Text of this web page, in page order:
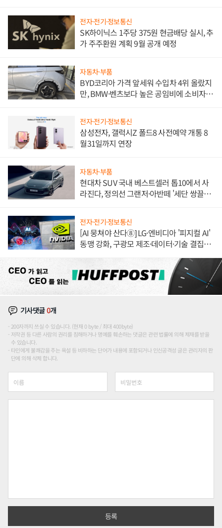
전자·전기·정보통신
SK하이닉스 1주당 375원 현금배당 실시, 추
가 주주환원 계획 9월 공개 예정
자동차·부품
BYD코리아 가격 앞세워 수입차 4위 올랐지
만, BMW·벤츠보다 높은 공임비에 소비자
전자·전기·정보통신
삼성전자, 갤럭시Z 폴드8 사전예약 개통 8
월31일까지 연장
자동차·부품
현대차 SUV 국내 베스트셀러 톱10에서 사
라진다, 정의선 그랜저·아반떼 '세단 쌍끌
전자·전기·정보통신
[AI 뭉쳐야 산다⑧] LG·엔비디아 '피지컬 AI'
동맹 강화, 구광모 제조·데이터·기술 결집
기사댓글0개
200자까지 쓰실 수 있습니다. (현재 0 byte / 최대 400byte)
저작권 등 다른 사람의 권리를 침해하거나 명예를 훼손하는 댓글은 관련 법률에 의해 제재를 받을
수 있습니다.
타인에게 불쾌감을 주는 욕설 등 비하하는 단어가 내용에 포함되거나 인신공격성 글은 관리자의 판
단에 의해 삭제 합니다.